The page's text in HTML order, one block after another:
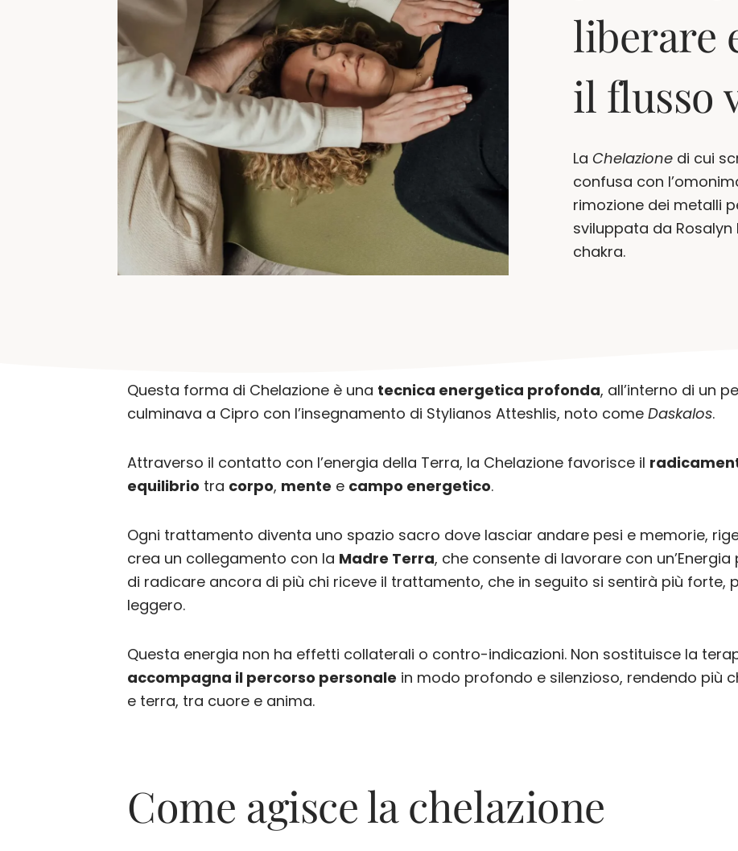
liberare
il flusso
La Chelazione di cui
confusa con
rimozione dei metalli
sviluppata da Rosalyn
chakra.
Questa forma di Chelazione è una tecnica energetica profonda, all’interno di un
culminava a Cipro con l’insegnamento di Stylianos Atteshlis, noto comeDaskalos.
Attraverso il contatto con l’energia della Terra, la Chelazione favorisce il
equilibrio tra corpo, mente e campo energetico.
Ogni trattamento diventa uno spazio sacro dove lasciar andare pesi e memorie,
crea un collegamento con la Madre Terra, che consente di lavorare con
di radicare ancora di più chi riceve il trattamento, che in seguito si sentirà più forte,
leggero.
Questa energia non ha effetti collaterali o contro-indicazioni. Non sostituisce la
accompagna il percorso personale in modo profondo e silenzioso, rendendo più
e terra, tra cuore e anima.
Come agisce la chelazione